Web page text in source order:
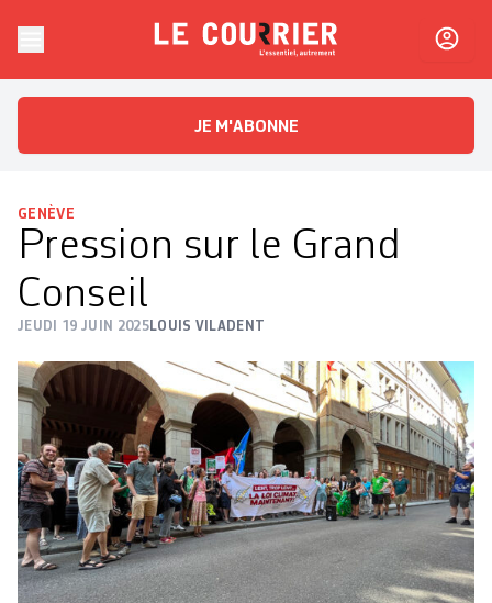
Le CourrierL'essentiel, autrement
JE M'ABONNE
GENÈVE
Pression sur le Grand
Conseil
JEUDI 19 JUIN 2025LOUIS VILADENT